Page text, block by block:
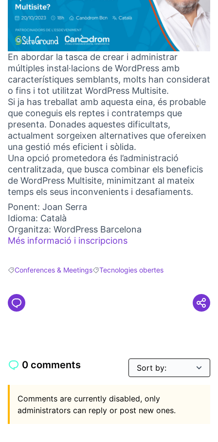
En abordar la tasca de crear i administrar
múltiples instal·lacions de WordPress amb
característiques semblants, molts han considerat
o fins i tot utilitzat WordPress Multisite.
Si ja has treballat amb aquesta eina, és probable
que coneguis els reptes i contratemps que
presenta. Donades aquestes dificultats,
actualment sorgeixen alternatives que ofereixen
una gestió més eficient i sòlida.
Una opció prometedora és l’administració
centralitzada, que busca combinar els beneficis
de WordPress Multisite, minimitzant al mateix
temps els seus inconvenients i desafiaments.
Ponent: Joan Serra
Idioma: Català
Organitza: WordPress Barcelona
Més informació i inscripcions
Filter results for: Conferences & Meetings
Conferences & MeetingsFilter results for: Tecnologies obertes
Tecnologies obertes
0 comments
Comments are currently disabled, only
administrators can reply or post new ones.